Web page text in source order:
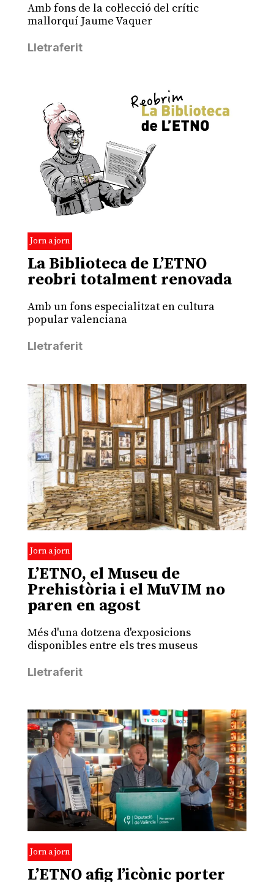
Amb fons de la col·lecció del crític
mallorquí Jaume Vaquer
Lletraferit
Jorn a jorn
La Biblioteca de L’ETNO
reobri totalment renovada
Amb un fons especialitzat en cultura
popular valenciana
Lletraferit
Jorn a jorn
L’ETNO, el Museu de
Prehistòria i el MuVIM no
paren en agost
Més d'una dotzena d'exposicions
disponibles entre els tres museus
Lletraferit
Jorn a jorn
L’ETNO afig l’icònic porter